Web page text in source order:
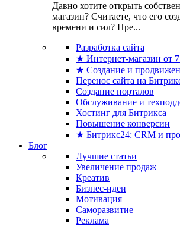
Давно хотите открыть
магазин? Считаете, что его
времени и сил? Пре...
Разработка сайта
★ Интернет-магазин от
★ Создание и
Перенос сайта на
Создание порталов
Обслуживание и
Хостинг для Битрикса
Повышение конверсии
★ Битрикс24: CRM и
Блог
Лучшие статьи
Увеличение продаж
Креатив
Бизнес-идеи
Мотивация
Саморазвитие
Реклама